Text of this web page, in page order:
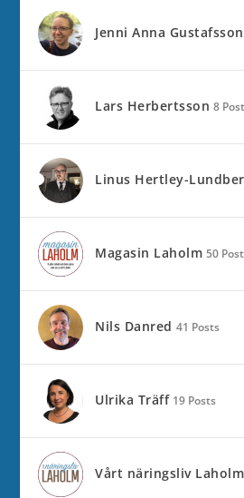
Jenni Anna Gustafsson
Lars Herbertsson 8
Linus Hertley-
Magasin Laholm 50
Nils Danred 41 Posts
Ulrika Träff 19 Posts
Vårt näringsliv Laholm